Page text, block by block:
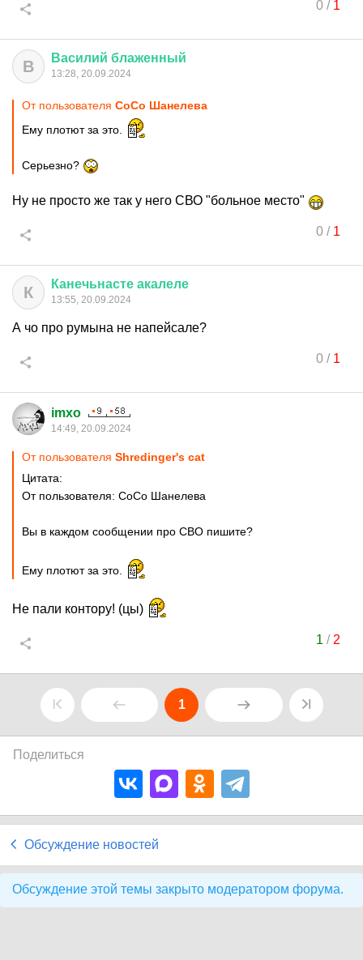
0/ 1
В Василий блаженный
13:28, 20.09.2024
От пользователя CoCo Шанелева
Ему плотют за это.
Серьезно?
Ну не просто же так у него СВО "больное место"
0/ 1
К Канечьнасте акалеле
13:55, 20.09.2024
А чо про румына не напейсале?
0/ 1
imxo
14:49, 20.09.2024
От пользователя Shredinger's cat
Цитата:
От пользователя: CoCo Шанелева
Вы в каждом сообщении про СВО пишите?
Ему плотют за это.
Не пали контору! (цы)
1/ 2
1
Поделиться
Обсуждение новостей
Обсуждение этой темы закрыто модератором форума.